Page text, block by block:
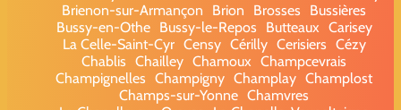
Brienon-sur-Armançon
Brion Brosses
Bussières
Bussy-en-Othe
Bussy-le-Repos Butteaux Carisey
La Celle-Saint-Cyr Censy Cérilly Cerisiers Cézy
Chablis Chailley Chamoux Champcevrais
Champignelles Champigny Champlay Champlost
Champs-sur-Yonne Chamvres